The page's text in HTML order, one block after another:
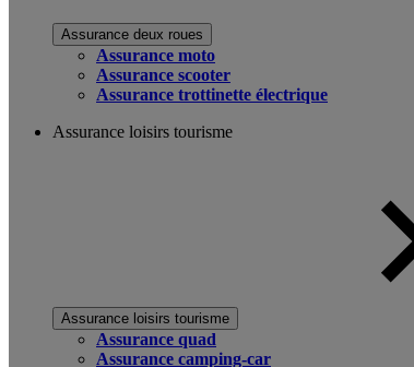
Assurance deux roues
Assurance moto
Assurance scooter
Assurance trottinette électrique
Assurance loisirs tourisme
Assurance loisirs tourisme
Assurance quad
Assurance camping-car